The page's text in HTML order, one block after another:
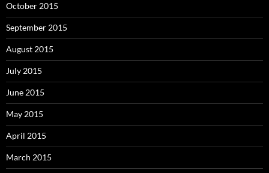
October 2015
September 2015
August 2015
July 2015
June 2015
May 2015
April 2015
March 2015